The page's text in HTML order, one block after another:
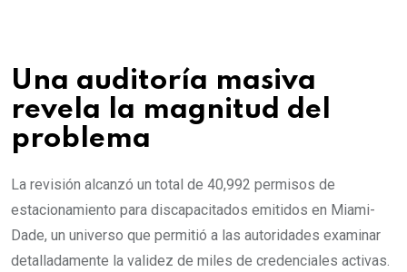
Una auditoría masiva
revela la magnitud del
problema
La revisión alcanzó un total de 40,992 permisos de
estacionamiento para discapacitados emitidos en Miami-
Dade, un universo que permitió a las autoridades examinar
detalladamente la validez de miles de credenciales activas.